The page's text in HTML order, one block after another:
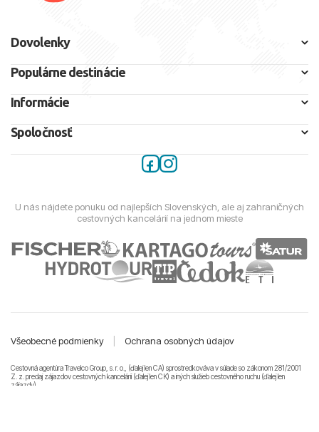
Dovolenky
Populárne destinácie
Informácie
Spoločnosť
U nás nájdete ponuku od najlepších Slovenských, ale aj zahraničných
cestovných kancelárií na jednom mieste
Všeobecné podmienky Ochrana osobných údajov
Cestovná agentúra Travelco Group, s. r. o., (ďalej len CA) sprostredkováva v súlade so zákonom 281/2001
Z. z. predaj zájazdov cestovných kancelárii (ďalej len CK) a iných služieb cestovného ruchu (ďalej len
zájazdy).